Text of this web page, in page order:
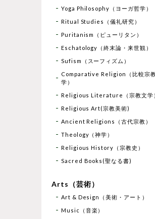
Yoga Philosophy（ヨーガ哲学）
Ritual Studies（儀礼研究）
Puritanism（ピューリタン）
Eschatology（終末論・来世観）
Sufism（スーフィズム）
Comparative Religion（比較宗
学）
Religious Literature（宗教文学
Religious Art(宗教美術)
Ancient Religions（古代宗教）
Theology（神学）
Religious History（宗教史）
Sacred Books(聖なる書)
Arts（芸術）
Art & Design（美術・アート）
Music（音楽）